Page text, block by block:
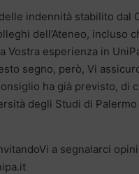
indennità stabilito
dell’Ateneo, incluso
Vostra esperienza in
segno, però, Vi
ha già previsto, di
degli Studi di
a segnalarci